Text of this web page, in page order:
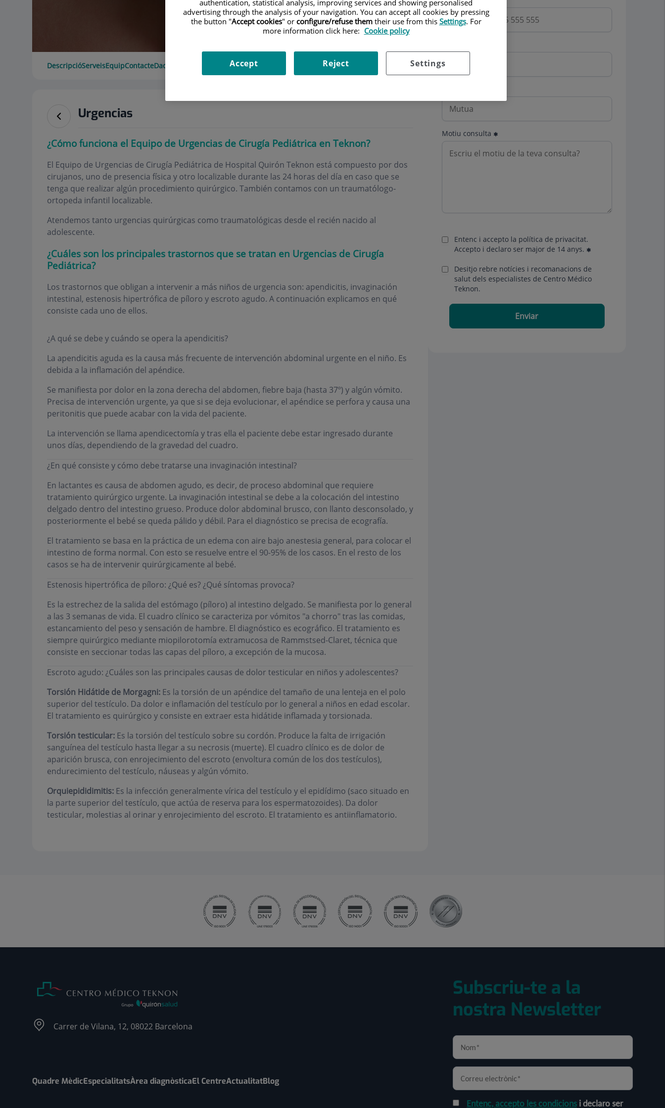
DescripcióServeisEquipContacteDades d'interès
Urgencias
¿Cómo funciona el Equipo de Urgencias de Cirugía Pediátrica en Teknon?
El Equipo de Urgencias de Cirugía Pediátrica de Hospital Quirón Teknon está compuesto por dos
cirujanos, uno de presencia física y otro localizable durante las 24 horas del día en caso que se
tenga que realizar algún procedimiento quirúrgico. También contamos con un traumatólogo-
ortopeda infantil localizable.
Atendemos tanto urgencias quirúrgicas como traumatológicas desde el recién nacido al
adolescente.
¿Cuáles son los principales trastornos que se tratan en Urgencias de Cirugía
Pediátrica?
Los trastornos que obligan a intervenir a más niños de urgencia son: apendicitis, invaginación
intestinal, estenosis hipertrófica de píloro y escroto agudo. A continuación explicamos en qué
consiste cada uno de ellos.
¿A qué se debe y cuándo se opera la apendicitis?
La apendicitis aguda es la causa más frecuente de intervención abdominal urgente en el niño. Es
debida a la inflamación del apéndice.
Se manifiesta por dolor en la zona derecha del abdomen, fiebre baja (hasta 37º) y algún vómito.
Precisa de intervención urgente, ya que si se deja evolucionar, el apéndice se perfora y causa una
peritonitis que puede acabar con la vida del paciente.
La intervención se llama apendicectomía y tras ella el paciente debe estar ingresado durante
unos días, dependiendo de la gravedad del cuadro.
¿En qué consiste y cómo debe tratarse una invaginación intestinal?
En lactantes es causa de abdomen agudo, es decir, de proceso abdominal que requiere
tratamiento quirúrgico urgente. La invaginación intestinal se debe a la colocación del intestino
delgado dentro del intestino grueso. Produce dolor abdominal brusco, con llanto desconsolado, y
posteriormente el bebé se queda pálido y débil. Para el diagnóstico se precisa de ecografía.
El tratamiento se basa en la práctica de un edema con aire bajo anestesia general, para colocar el
intestino de forma normal. Con esto se resuelve entre el 90-95% de los casos. En el resto de los
casos se ha de intervenir quirúrgicamente al bebé.
Estenosis hipertrófica de píloro: ¿Qué es? ¿Qué síntomas provoca?
Es la estrechez de la salida del estómago (píloro) al intestino delgado. Se manifiesta por lo general
a las 3 semanas de vida. El cuadro clínico se caracteriza por vómitos "a chorro" tras las comidas,
estancamiento del peso y sensación de hambre. El diagnóstico es ecográfico. El tratamiento es
siempre quirúrgico mediante miopilorotomía extramucosa de Rammstsed-Claret, técnica que
consiste en seccionar todas las capas del píloro, a excepción de la mucosa.
Escroto agudo: ¿Cuáles son las principales causas de dolor testicular en niños y adolescentes?
Torsión Hidátide de Morgagni:Es la torsión de un apéndice del tamaño de una lenteja en el polo
superior del testículo. Da dolor e inflamación del testículo por lo general a niños en edad escolar.
El tratamiento es quirúrgico y consiste en extraer esta hidátide inflamada y torsionada.
Torsión testicular:Es la torsión del testículo sobre su cordón. Produce la falta de irrigación
sanguínea del testículo hasta llegar a su necrosis (muerte). El cuadro clínico es de dolor de
aparición brusca, con enrojecimiento del escroto (envoltura común de los dos testículos),
endurecimiento del testículo, náuseas y algún vómito.
Orquiepididimitis:Es la infección generalmente vírica del testículo y el epidídimo (saco situado en
la parte superior del testículo, que actúa de reserva para los espermatozoides). Da dolor
testicular, molestias al orinar y enrojecimiento del escroto. El tratamiento es antiinflamatorio.
Motiu consulta
Entenc i accepto la política de privacitat.
Accepto i declaro ser major de 14 anys.
Desitjo rebre notícies i recomanacions de
salut dels especialistes de Centro Médico
Teknon.
Enviar
Carrer de Vilana, 12, 08022 Barcelona
Quadre MèdicEspecialitatsÀrea diagnòsticaEl CentreActualitatBlog
Subscriu-te a la
nostra Newsletter
Entenc, accepto les condicions i declaro ser
authentication, statistical analysis, improving services and showing personalised
advertising through the analysis of your navigation. You can accept all cookies by pressing
the button "Accept cookies" or configure/refuse themtheir use from this Settings. For
more information click here: Cookie policy
Settings
Reject
Accept